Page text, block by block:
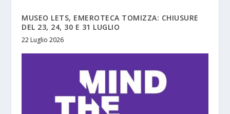
MUSEO LETS, EMEROTECA TOMIZZA: CHIUSURE
DEL 23, 24, 30 E 31 LUGLIO
22 Luglio 2026